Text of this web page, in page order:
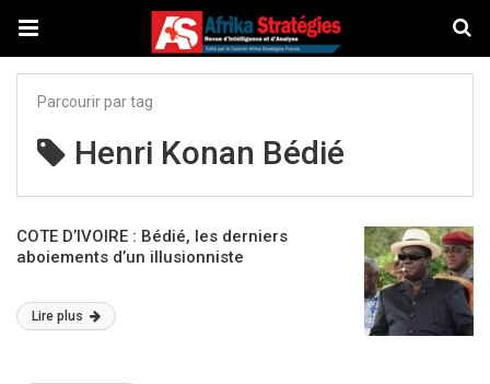
Parcourir par tag
Henri Konan Bédié
COTE D’IVOIRE : Bédié, les derniers
aboiements d’un illusionniste
Lire plus